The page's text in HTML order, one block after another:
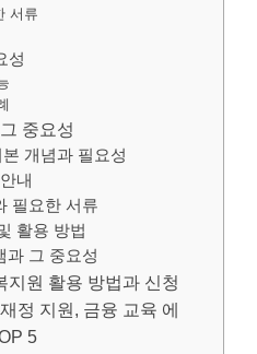
서류
성
중요성
개념과 필요성
내
필요한 서류
활용 방법
과 그 중요성
지원 활용 방법과 신청
정 지원, 금융 교육 에
5